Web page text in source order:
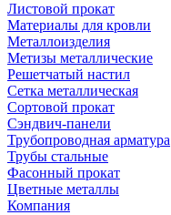
Листовой прокат
Материалы для кровли
Металлоизделия
Метизы металлические
Решетчатый настил
Сетка металлическая
Сортовой прокат
Сэндвич-панели
Трубопроводная арматура
Трубы стальные
Фасонный прокат
Цветные металлы
Компания